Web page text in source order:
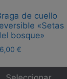
de cuello
«Setas
bosque»
€